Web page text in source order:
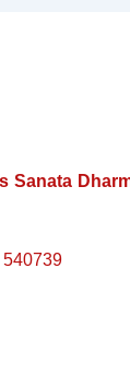
Sanata
540739